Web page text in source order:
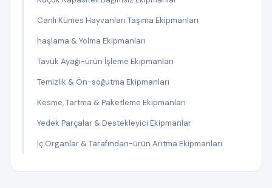
Canlı Kümes Hayvanları Taşıma Ekipmanları
haşlama & Yolma Ekipmanları
Tavuk Ayağı-ürün İşleme Ekipmanları
Temizlik & Ön-soğutma Ekipmanları
Kesme, Tartma & Paketleme Ekipmanları
Yedek Parçalar & Destekleyici Ekipmanlar
İç Organlar & Tarafından-ürün Arıtma Ekipmanları